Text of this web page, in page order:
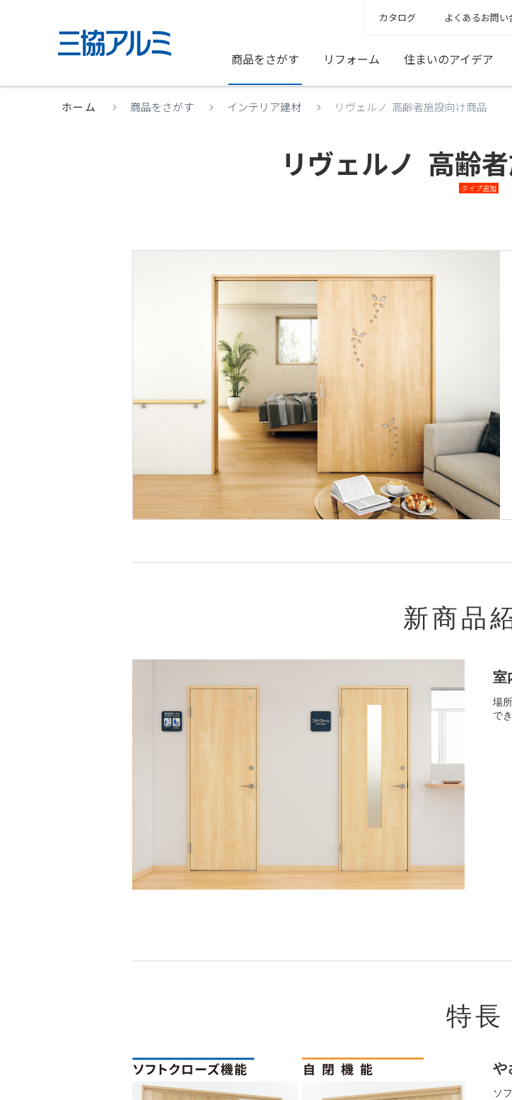
カタログ よくあるお問い
商品をさがす リフォーム 住まいのアイデア
ホーム 商品をさがす インテリア建材 リヴェルノ 高齢者施設向け商品
リヴェルノ 高齢
タイプ追加
新商品
室
場
で
特長
や
ソ